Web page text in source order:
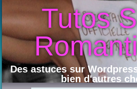
Tutos
Des astuces sur
bien d'autres